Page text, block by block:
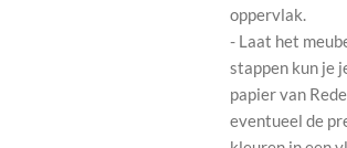
oppervlak.
- Laat het
stappen kun je
papier van
eventueel de